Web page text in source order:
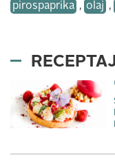
pirospaprika , olaj ,